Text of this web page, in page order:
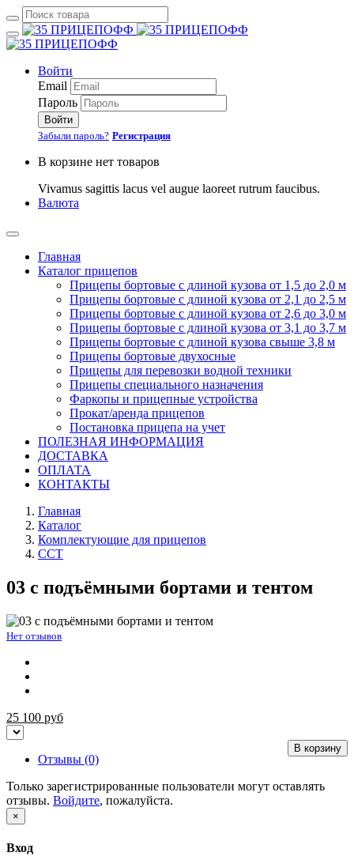
Войти
Email
Пароль
Войти
Забыли пароль? Регистрация
В корзине нет товаров
Vivamus sagittis lacus vel augue laoreet rutrum faucibus.
Валюта
Главная
Каталог прицепов
Прицепы бортовые с длиной кузова от 1,5 до 2,0 м
Прицепы бортовые с длиной кузова от 2,1 до 2,5 м
Прицепы бортовые с длиной кузова от 2,6 до 3,0 м
Прицепы бортовые с длиной кузова от 3,1 до 3,7 м
Прицепы бортовые с длиной кузова свыше 3,8 м
Прицепы бортовые двухосные
Прицепы для перевозки водной техники
Прицепы специального назначения
Фаркопы и прицепные устройства
Прокат/аренда прицепов
Постановка прицепа на учет
ПОЛЕЗНАЯ ИНФОРМАЦИЯ
ДОСТАВКА
ОПЛАТА
КОНТАКТЫ
Главная
Каталог
Комплектующие для прицепов
ССТ
03 с подъёмными бортами и тентом
Нет отзывов
25 100 руб
В корзину
Отзывы (0)
Только зарегистрированные пользователи могут оставлять
отзывы. Войдите, пожалуйста.
×
Вход